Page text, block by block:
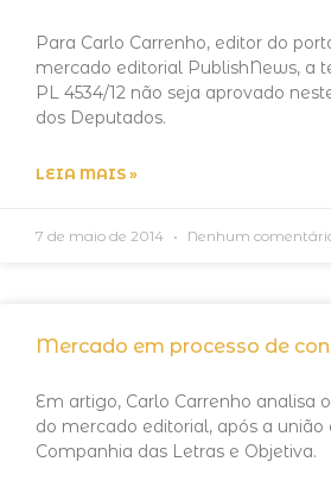
Para Carlo Carrenho, editor do
mercado editorial PublishNews, a
PL 4534/12 não seja aprovado
dos Deputados.
LEIA MAIS »
7 de maio de 2014 Nenhum
Mercado em processo de
Em artigo, Carlo Carrenho analisa
do mercado editorial, após a união
Companhia das Letras e Objetiva.